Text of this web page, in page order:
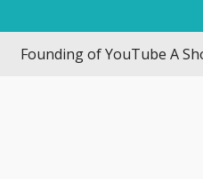
of YouTube A Short